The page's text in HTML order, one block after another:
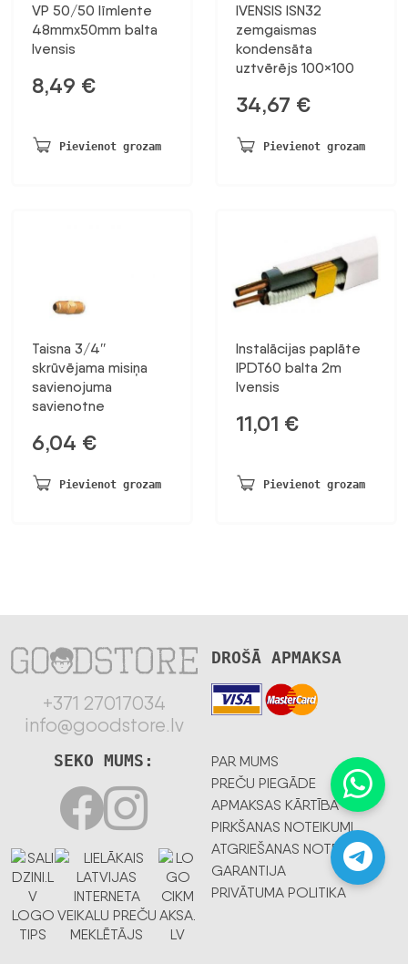
VP 50/50 līmlente
48mmx50mm balta
Ivensis
8,49 €
Pievienot grozam
IVENSIS ISN32
zemgaismas
kondensāta
uztvērējs 100×100
34,67 €
Pievienot grozam
Taisna 3/4″
skrūvējama misiņa
savienojuma
savienotne
6,04 €
Pievienot grozam
Instalācijas paplāte
IPDT60 balta 2m
Ivensis
11,01 €
Pievienot grozam
+371 27017034
info@goodstore.lv
DROŠĀ APMAKSA
PAR MUMS
PREČU PIEGĀDE
APMAKSAS KĀRTĪBA
PIRKŠANAS NOTEIKUMI
ATGRIEŠANAS NOTEIKUMI
GARANTIJA
PRIVĀTUMA POLITIKA
SEKO MUMS: